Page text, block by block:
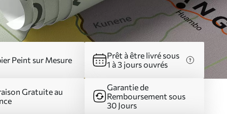
Peint sur Mesure
Prêt à être livré sous
1 à 3 jours ouvrés
Gratuite au
Garantie de
Remboursement sous
30 Jours